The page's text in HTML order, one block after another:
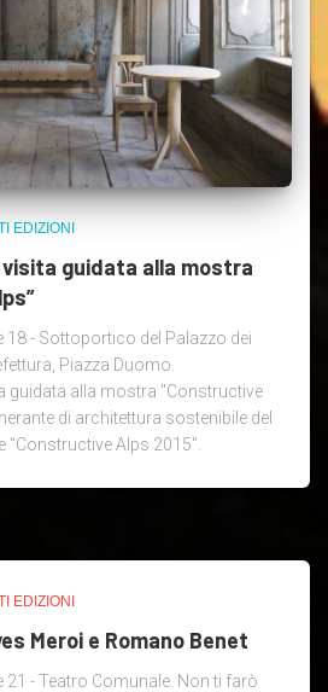
EDIZIONI
visita guidata alla mostra
18 - Sottoportico del Palazzo dei
Piazza Duomo.
guidata alla mostra "Constructive
di architettura sostenibile del
"Constructive Alps 2015".
EDIZIONI
Meroi e Romano Benet
21 - Teatro Comunale. Non ti farò